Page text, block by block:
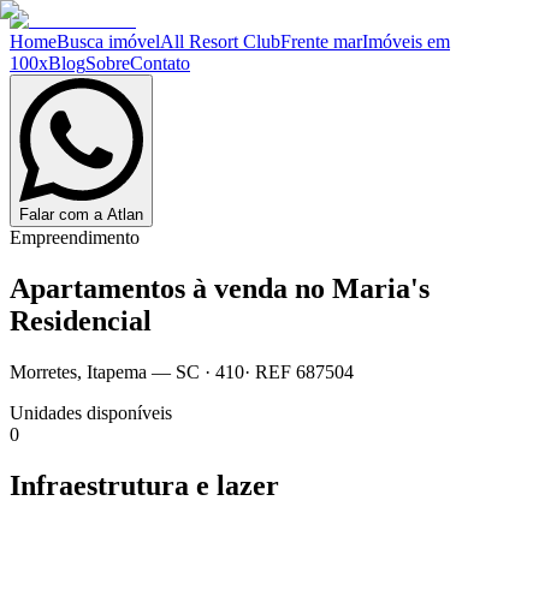
HomeBusca imóvelAll Resort ClubFrente marImóveis em
100xBlogSobreContato
Falar com a Atlan
Empreendimento
Apartamentos à venda no Maria's
Residencial
Morretes, Itapema — SC · 410· REF 687504
Unidades disponíveis
0
Infraestrutura e lazer